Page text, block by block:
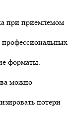
при приемлемом
профессиональных
форматы.
можно
потери